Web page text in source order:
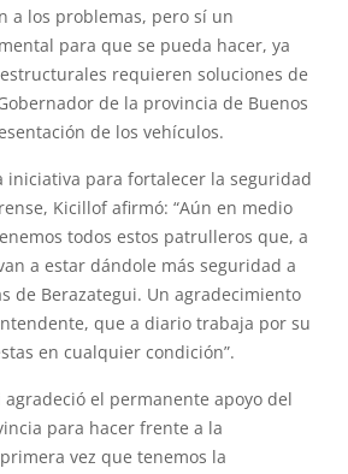
a los problemas, pero sí un
para que se pueda hacer, ya
requieren soluciones de
de la provincia de Buenos
de los vehículos.
iniciativa para fortalecer la seguridad
Kicillof afirmó: “Aún en medio
todos estos patrulleros que, a
a estar dándole más seguridad a
de Berazategui. Un agradecimiento
que a diario trabaja por su
en cualquier condición”.
el permanente apoyo del
para hacer frente a la
vez que tenemos la